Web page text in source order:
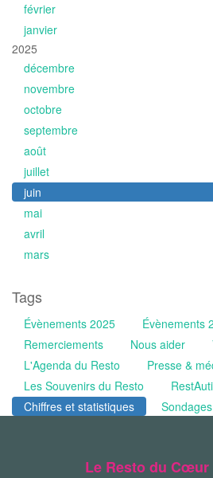
février
janvier
2025
décembre
novembre
octobre
septembre
août
juillet
juin
mai
avril
mars
Tags
Évènements 2025
Évènements
Remerciements
Nous aider
L'Agenda du Resto
Presse &
Les Souvenirs du Resto
Chiffres et statistiques
Sondages
Le Resto du Cœur